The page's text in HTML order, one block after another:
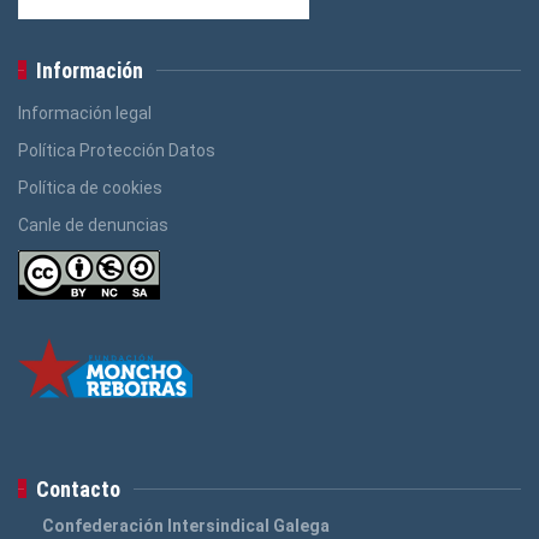
Información
Información legal
Política Protección Datos
Política de cookies
Canle de denuncias
Contacto
Confederación Intersindical Galega